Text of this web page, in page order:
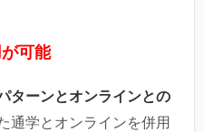
可能
ターンとオンラインとの
通学とオンラインを併用